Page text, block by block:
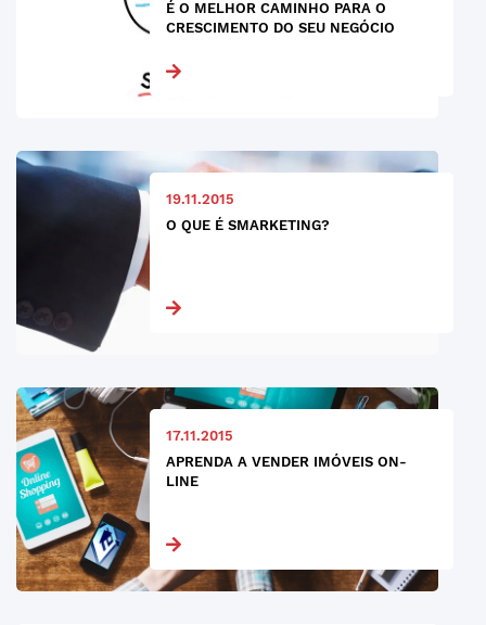
É O MELHOR CAMINHO PARA O
CRESCIMENTO DO SEU NEGÓCIO
19.11.2015
O QUE É SMARKETING?
17.11.2015
APRENDA A VENDER IMÓVEIS ON-
LINE